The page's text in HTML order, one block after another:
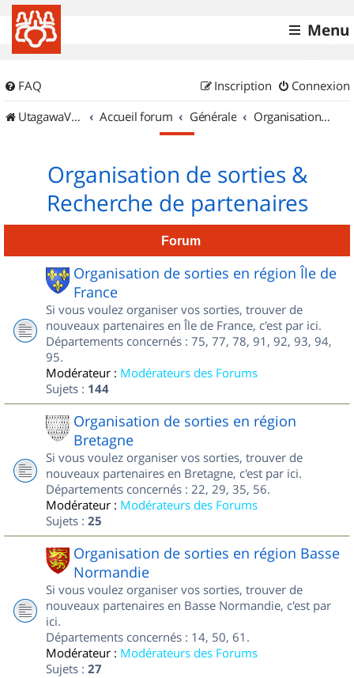
Menu
FAQ Connexion
Inscription
UtagawaVTT (Randos VTT et VTTAE avec traces GPS)
Accueil forum Générale Organisation de sorties & Recherche de partenaires
Organisation de sorties &
Recherche de partenaires
Forum
Organisation de sorties en région Île de
France
Si vous voulez organiser vos sorties, trouver de
nouveaux partenaires en Île de France, c'est par ici.
Départements concernés : 75, 77, 78, 91, 92, 93, 94,
95.
Modérateur : Modérateurs des Forums
Sujets : 144
Organisation de sorties en région
Bretagne
Si vous voulez organiser vos sorties, trouver de
nouveaux partenaires en Bretagne, c'est par ici.
Départements concernés : 22, 29, 35, 56.
Modérateur : Modérateurs des Forums
Sujets : 25
Organisation de sorties en région Basse
Normandie
Si vous voulez organiser vos sorties, trouver de
nouveaux partenaires en Basse Normandie, c'est par
ici.
Départements concernés : 14, 50, 61.
Modérateur : Modérateurs des Forums
Sujets : 27